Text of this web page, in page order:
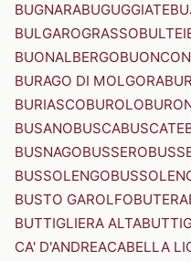
BUGNARABUGUGGIATE
BULGAROGRASSOBULTEI
BUONALBERGO
BURAGO DI MOLGORA
BURIASCOBUROLO
BUSANOBUSCABUSCATE
BUSNAGOBUSSERO
BUSSOLENGO
BUSTO GAROLFOBUTERA
BUTTIGLIERA ALTA
CA' D'ANDREACABELLA